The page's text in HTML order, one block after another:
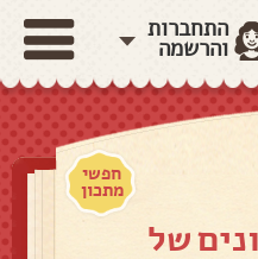
התחברות
והרשמה
חפשי
מתכון
של